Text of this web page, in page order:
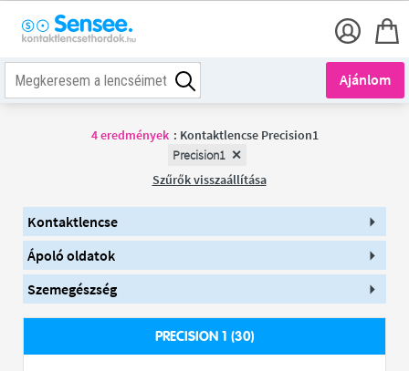
Ajánlom
4eredmények : Kontaktlencse Precision1
Precision1
Szűrők visszaállítása
Kontaktlencse
Ápoló oldatok
Szemegészség
PRECISION 1 (30)